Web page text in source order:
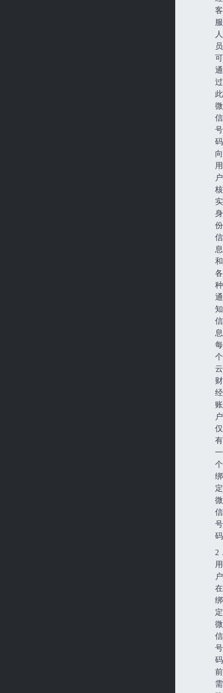
客
服
人
员
可
通
过
此
微
信
号
码
向
用
户
核
实
身
份
信
息
和
各
种
通
知
信
每
个
云
财
经
账
仅
有
一
个
绑
定
微
信
号
2
用
户
在
绑
定
微
信
号
码
需